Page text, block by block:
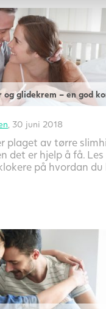
og glidekrem – en god
, 30 juni 2018
plaget av tørre
det er hjelp å få.
på hvordan